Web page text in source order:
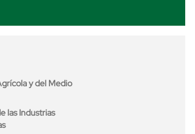
y del Medio
las Industrias